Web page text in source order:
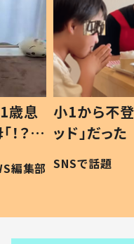
歳息
？」
編集部
小1から不登
ッド」だっ
作り続け
#令和の子
SNSで話題